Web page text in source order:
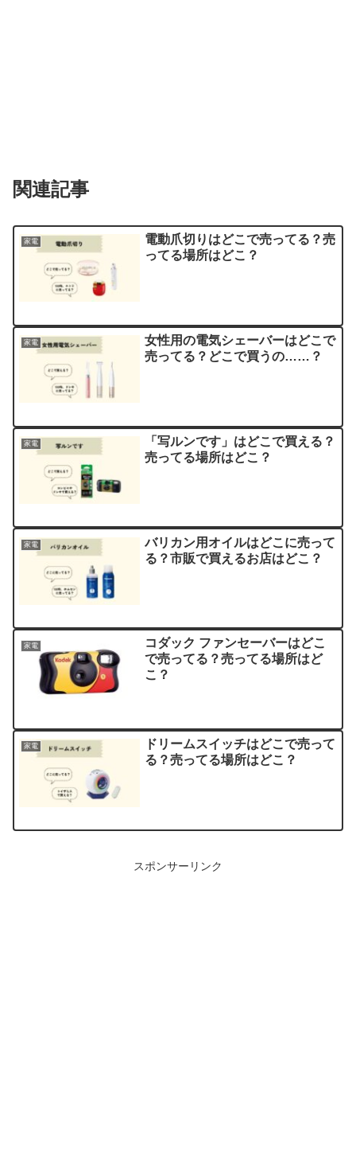
関連記事
家電
電動爪切りはどこで売ってる？売
ってる場所はどこ？
家電
女性用の電気シェーバーはどこで
売ってる？どこで買うの……？
家電
「写ルンです」はどこで買える？
売ってる場所はどこ？
家電
バリカン用オイルはどこに売って
る？市販で買えるお店はどこ？
家電
コダック ファンセーバーはどこ
で売ってる？売ってる場所はど
こ？
家電
ドリームスイッチはどこで売って
る？売ってる場所はどこ？
スポンサーリンク